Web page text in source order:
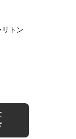
リトン